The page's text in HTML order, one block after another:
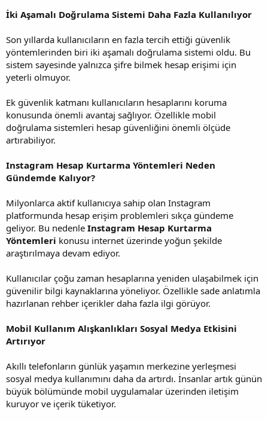
İki Aşamalı Doğrulama Sistemi Daha Fazla Kullanılıyor
Son yıllarda kullanıcıların en fazla tercih ettiği güvenlik
yöntemlerinden biri iki aşamalı doğrulama sistemi oldu. Bu
sistem sayesinde yalnızca şifre bilmek hesap erişimi için
yeterli olmuyor.
Ek güvenlik katmanı kullanıcıların hesaplarını koruma
konusunda önemli avantaj sağlıyor. Özellikle mobil
doğrulama sistemleri hesap güvenliğini önemli ölçüde
artırabiliyor.
Instagram Hesap Kurtarma Yöntemleri Neden
Gündemde Kalıyor?
Milyonlarca aktif kullanıcıya sahip olan Instagram
platformunda hesap erişim problemleri sıkça gündeme
geliyor. Bu nedenle Instagram Hesap Kurtarma
Yöntemleri konusu internet üzerinde yoğun şekilde
araştırılmaya devam ediyor.
Kullanıcılar çoğu zaman hesaplarına yeniden ulaşabilmek için
güvenilir bilgi kaynaklarına yöneliyor. Özellikle sade anlatımla
hazırlanan rehber içerikler daha fazla ilgi görüyor.
Mobil Kullanım Alışkanlıkları Sosyal Medya Etkisini
Artırıyor
Akıllı telefonların günlük yaşamın merkezine yerleşmesi
sosyal medya kullanımını daha da artırdı. İnsanlar artık günün
büyük bölümünde mobil uygulamalar üzerinden iletişim
kuruyor ve içerik tüketiyor.